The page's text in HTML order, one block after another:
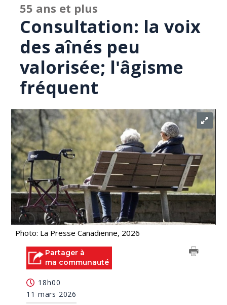
55 ans et plus
Consultation: la voix
des aînés peu
valorisée; l'âgisme
fréquent
Photo: La Presse Canadienne, 2026
Partager à
ma communauté
18h00
11 mars 2026